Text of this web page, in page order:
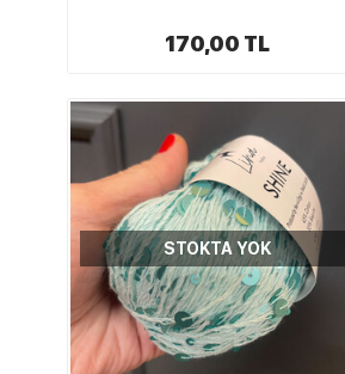
170,00 TL
STOKTA YOK